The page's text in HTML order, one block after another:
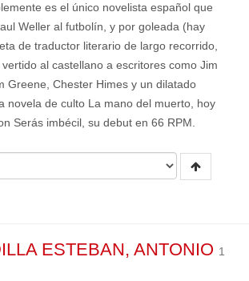
es el único novelista español que
Weller al futbolín, y por goleada (hay
de traductor literario de largo recorrido,
al castellano a escritores como Jim
Greene, Chester Himes y un dilatado
novela de culto La mano del muerto, hoy
Serás imbécil, su debut en 66 RPM.
ESTEBAN, ANTONIO 1